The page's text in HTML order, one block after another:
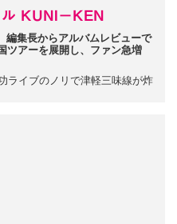
ル KUNI－KEN
編集長からアルバムレビューで
ツアーを展開し、ファン急増
ライブのノリで津軽三味線が炸